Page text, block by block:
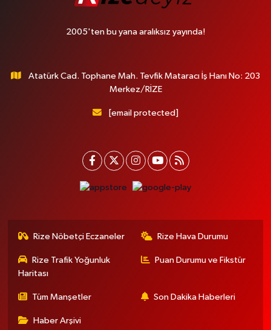
2005'ten bu yana aralıksız yayında!
Atatürk Cad. Tophane Mah. Tevfik Mataracı İş Hanı No: 203
Merkez/RİZE
[email protected]
Rize Nöbetçi Eczaneler Rize Hava Durumu
Rize Trafik Yoğunluk
Haritası
Puan Durumu ve Fikstür
Tüm Manşetler Son Dakika Haberleri
Haber Arşivi